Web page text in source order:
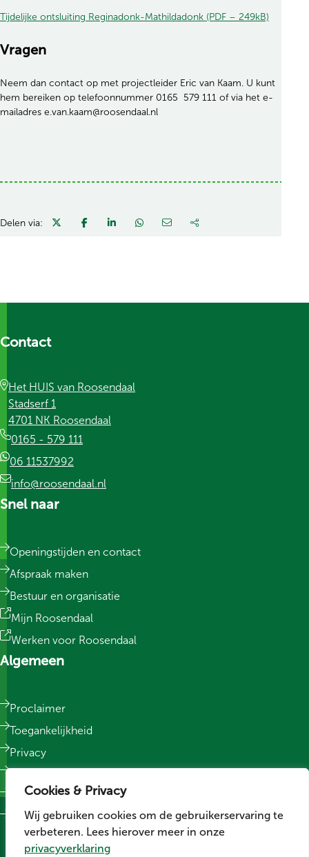
Cookies & Privacy
Wij gebruiken cookies om de gebruikerservaring te
verbeteren. Lees hierover meer in onze
privacyverklaring
Tijdelijke ontsluiting Reginadonk-Mathildadonk (PDF – 249kB)
Vragen
Neem dan contact op met projectleider Eric van Kaam. U kunt
hem bereiken op telefoonnummer 0165 579 111 of via het e-
mailadres e.van.kaam@roosendaal.nl
Delen via:
Contact
Het HUIS van Roosendaal
Stadserf 1
4701 NK Roosendaal
0165 - 579 111
06 11537992
info@roosendaal.nl
Snel naar
Openingstijden en contact
Afspraak maken
Bestuur en organisatie
Mijn Roosendaal
Werken voor Roosendaal
Algemeen
Proclaimer
Toegankelijkheid
Privacy
Sitemap
Cookievoorkeuren wijzigen
Social media